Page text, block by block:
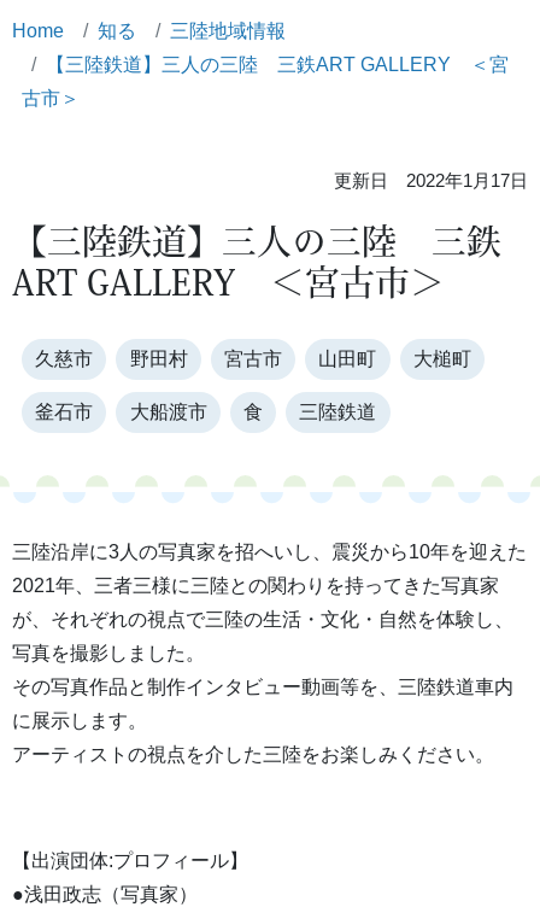
Home 知る
三陸地域情報
【三陸鉄道】三人の三陸 三鉄ART GALLERY ＜宮
古市＞
更新日 2022年1月17日
【三陸鉄道】三人の三陸 三鉄
ART GALLERY ＜宮古市＞
久慈市 野田村 宮古市 山田町 大槌町
釜石市 大船渡市 食 三陸鉄道
三陸沿岸に3人の写真家を招へいし、震災から10年を迎えた
2021年、三者三様に三陸との関わりを持ってきた写真家
が、それぞれの視点で三陸の生活・文化・自然を体験し、
写真を撮影しました。
その写真作品と制作インタビュー動画等を、三陸鉄道車内
に展示します。
アーティストの視点を介した三陸をお楽しみください。
【出演団体:プロフィール】
●浅田政志（写真家）